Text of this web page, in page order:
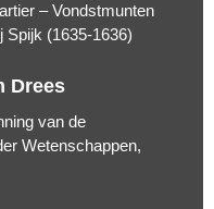
– Vondstmunten
Spijk (1635-1636)
Drees
van de
Wetenschappen,